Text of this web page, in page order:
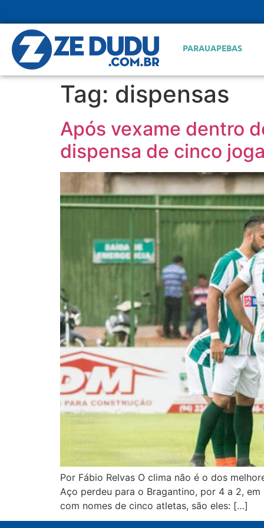
PARAUAPEBAS
Tag: dispensas
Após vexame dentro
dispensa de cinco
Por Fábio Relvas O clima não é o dos
Aço perdeu para o Bragantino, por 4 a 2,
com nomes de cinco atletas, são eles: […]